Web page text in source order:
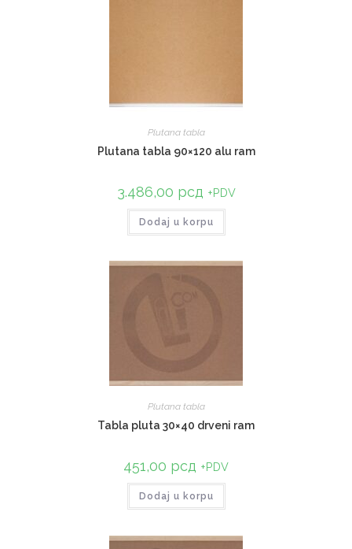
Plutana tabla
Plutana tabla 90×120 alu ram
3.486,00 рсд +PDV
Dodaj u korpu
Plutana tabla
Tabla pluta 30×40 drveni ram
451,00 рсд +PDV
Dodaj u korpu